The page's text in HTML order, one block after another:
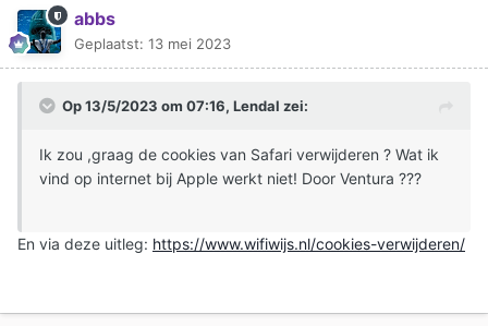
abbs
Geplaatst: 13 mei 2023
Op 13/5/2023 om 07:16, Lendal zei:
Ik zou ,graag de cookies van Safari verwijderen ? Wat ik
vind op internet bij Apple werkt niet! Door Ventura ???
En via deze uitleg: https://www.wifiwijs.nl/cookies-verwijderen/